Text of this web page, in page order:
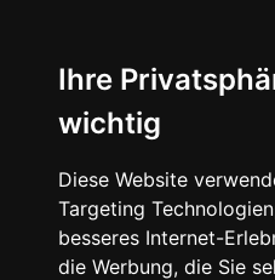
Ihre
wichtig
Diese Website
Targeting
besseres Internet-
die Werbung, die Sie